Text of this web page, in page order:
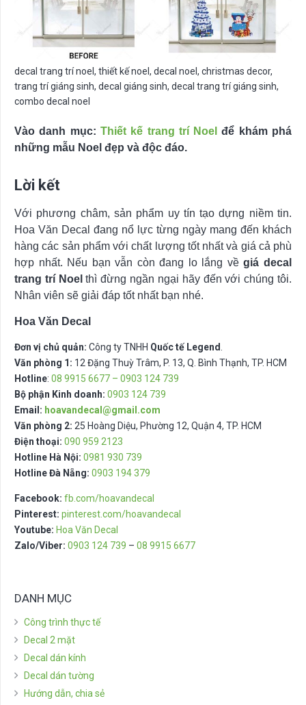
decal trang trí noel, thiết kế noel, decal noel, christmas decor,
trang trí giáng sinh, decal giáng sinh, decal trang trí giáng sinh,
combo decal noel
Vào danh mục: Thiết kế trang trí Noel để khám phá
những mẫu Noel đẹp và độc đáo.
Lời kết
Với phương châm, sản phẩm uy tín tạo dựng niềm tin.
Hoa Văn Decal đang nổ lực từng ngày mang đến khách
hàng các sản phẩm với chất lượng tốt nhất và giá cả phù
hợp nhất. Nếu bạn vẫn còn đang lo lắng vềgiá decal
trang trí Noelthì đừng ngần ngại hãy đến với chúng tôi.
Nhân viên sẽ giải đáp tốt nhất bạn nhé.
Hoa Văn Decal
Đơn vị chủ quản: Công ty TNHH Quốc tế Legend
Văn phòng 1: 12 Đặng Thuỳ Trâm, P. 13, Q. Bình Thạnh, TP. HCM
Hotline: 08 9915 6677 – 0903 124 739
Bộ phận Kinh doanh: 0903 124 739
Email: hoavandecal@gmail.com
Văn phòng 2: 25 Hoàng Diệu, Phường 12, Quận 4, TP. HCM
Điện thoại: 090 959 2123
Hotline Hà Nội: 0981 930 739
Hotline Đà Nẵng: 0903 194 379
Facebook: fb.com/hoavandecal
Pinterest: pinterest.com/hoavandecal
Youtube: Hoa Văn Decal
Zalo/Viber: 0903 124 739 – 08 9915 6677
DANH MỤC
Công trình thực tế
Decal 2 mặt
Decal dán kính
Decal dán tường
Hướng dẫn, chia sẻ